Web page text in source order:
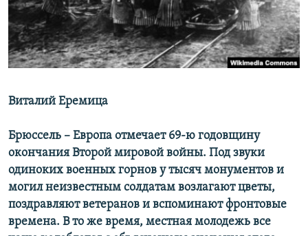
ПОБЕДИТЕЛЕЙ НЕ СУДЯТ?
КРЫМ.НЕПОКОРЕННЫЙ
ELIFBE
ПРИСОЕДИНЯЙТЕСЬ!
Все сайты RFE/RL
Виталий Еремица
Брюссель – Европа отмечает 69-ю годовщину
окончания Второй мировой войны. Под звуки
одиноких военных горнов у тысяч монументов и
могил неизвестным солдатам возлагают цветы,
поздравляют ветеранов и вспоминают фронтовые
времена. В то же время, местная молодежь все